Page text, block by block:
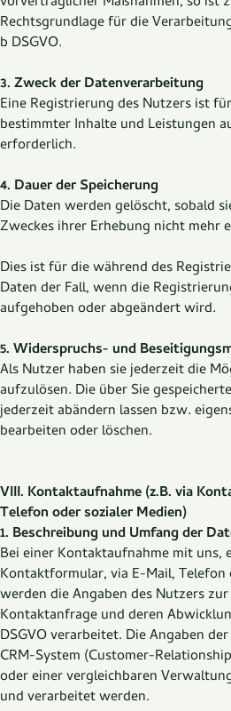
Rechtsgrundlage für die
b DSGVO.
3. Zweck der Datenverarbeitung
Eine Registrierung des Nutzers ist
bestimmter Inhalte und Leistungen
erforderlich.
4. Dauer der Speicherung
Die Daten werden gelöscht, sobald
Zweckes ihrer Erhebung nicht mehr
Dies ist für die während des
Daten der Fall, wenn die
aufgehoben oder abgeändert wird.
5. Widerspruchs- und
Als Nutzer haben sie jederzeit die
aufzulösen. Die über Sie
jederzeit abändern lassen bzw.
bearbeiten oder löschen.
VIII. Kontaktaufnahme (z.B. via
Telefon oder sozialer Medien)
1. Beschreibung und Umfang der
Bei einer Kontaktaufnahme mit uns,
Kontaktformular, via E-Mail, Telefon
werden die Angaben des Nutzers
Kontaktanfrage und deren
DSGVO verarbeitet. Die Angaben
CRM-System (Customer-
oder einer vergleichbaren
und verarbeitet werden.